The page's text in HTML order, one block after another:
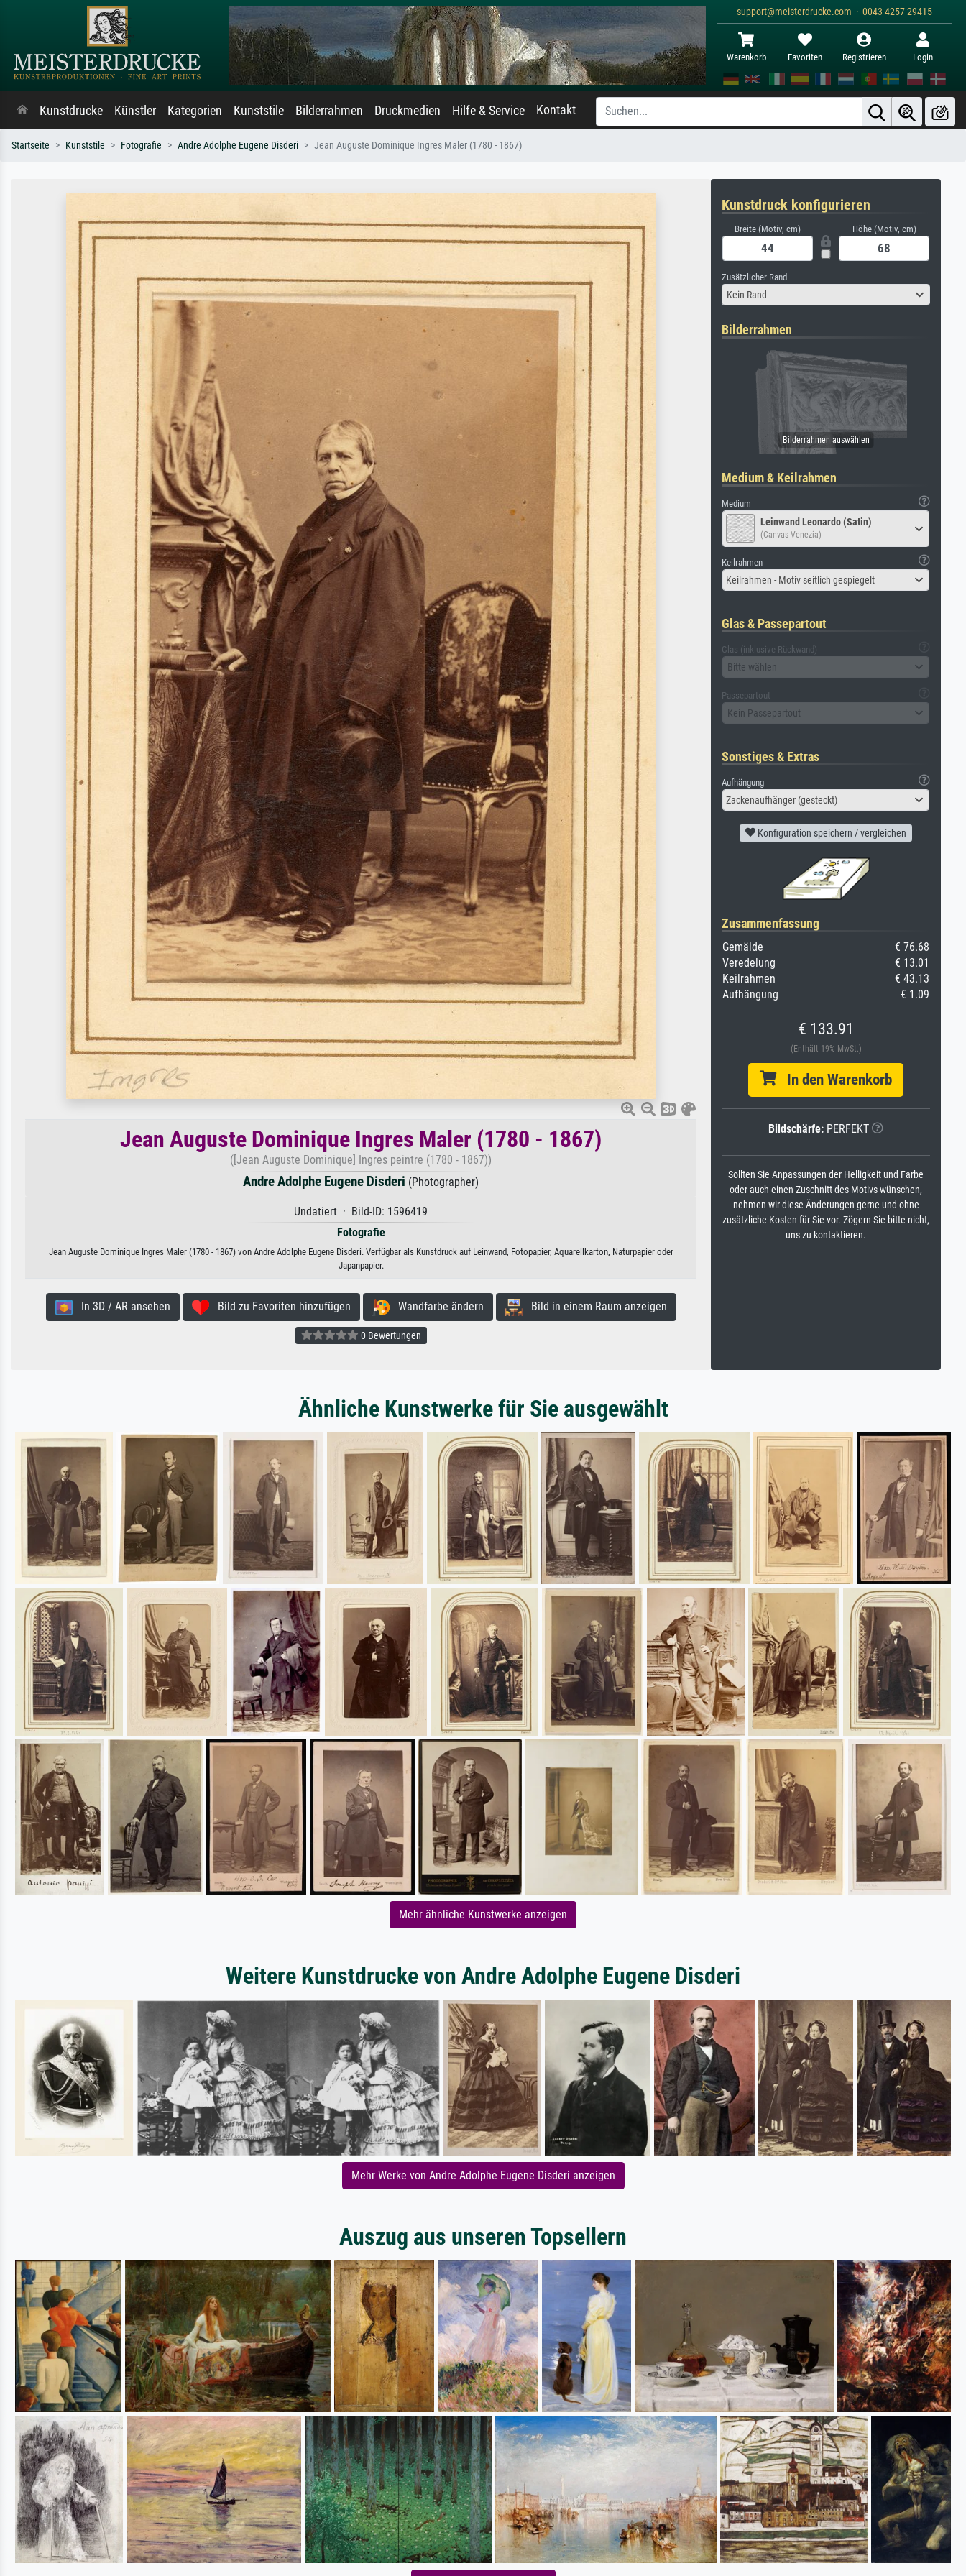
support@meisterdrucke.com · 0043 4257 29415
Warenkorb Favoriten Registrieren Login
Kunstdrucke Künstler Kategorien Kunststile Bilderrahmen Druckmedien Hilfe & Service Kontakt
Startseite Kunststile Fotografie Andre Adolphe Eugene Disderi Jean Auguste Dominique Ingres Maler (1780 - 1867)
Jean Auguste Dominique Ingres Maler (1780 - 1867)
([Jean Auguste Dominique] Ingres peintre (1780 - 1867))
Andre Adolphe Eugene Disderi (Photographer)
Undatiert · Bild-ID: 1596419
Fotografie
Jean Auguste Dominique Ingres Maler (1780 - 1867) von Andre Adolphe Eugene Disderi. Verfügbar als Kunstdruck auf Leinwand, Fotopapier, Aquarellkarton, Naturpapier oder
Japanpapier.
In 3D / AR ansehen Bild zu Favoriten hinzufügen Wandfarbe ändern Bild in einem Raum anzeigen
0 Bewertungen
Kunstdruck konfigurieren
Breite (Motiv, cm) Höhe (Motiv, cm)
Zusätzlicher Rand
Kein Rand
Bilderrahmen
Medium & Keilrahmen
Medium
Leinwand Leonardo (Satin)
(Canvas Venezia)
Keilrahmen
Keilrahmen - Motiv seitlich gespiegelt
Glas & Passepartout
Glas (inklusive Rückwand)
Bitte wählen
Passepartout
Kein Passepartout
Sonstiges & Extras
Aufhängung
Zackenaufhänger (gesteckt)
Konfiguration speichern / vergleichen
Zusammenfassung
Gemälde
€ 76.68
Veredelung
€ 13.01
Keilrahmen
€ 43.13
Aufhängung
€ 1.09
€ 133.91
(Enthält 19% MwSt.)
In den Warenkorb
Bildschärfe: PERFEKT
Sollten Sie Anpassungen der Helligkeit und Farbe
oder auch einen Zuschnitt des Motivs wünschen,
nehmen wir diese Änderungen gerne und ohne
zusätzliche Kosten für Sie vor. Zögern Sie bitte nicht,
uns zu kontaktieren.
Ähnliche Kunstwerke für Sie ausgewählt
Mehr ähnliche Kunstwerke anzeigen
Weitere Kunstdrucke von Andre Adolphe Eugene Disderi
Mehr Werke von Andre Adolphe Eugene Disderi anzeigen
Auszug aus unseren Topsellern